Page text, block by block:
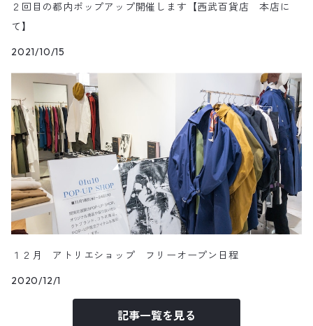
２回目の都内ポップアップ開催します【西武百貨店 本店に
て】
2021/10/15
１２月 アトリエショップ フリーオープン日程
2020/12/1
記事一覧を見る